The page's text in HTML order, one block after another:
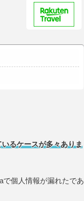
るケースが多々ありま
で個人情報が漏れたであ